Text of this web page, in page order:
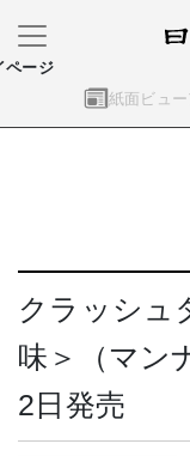
紙面ビュー
ページ
クラッシ
味＞（マン
2日発売